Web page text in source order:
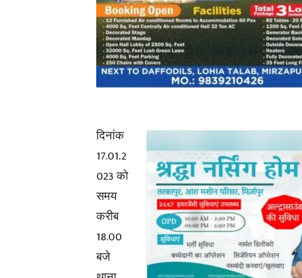
दिनांक
17.01.2
023 को
समय
करीब
18.00
बजे